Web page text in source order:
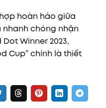
hoàn hảo giữa
chóng nhận
Winner 2023,
Cup” chính là thiết